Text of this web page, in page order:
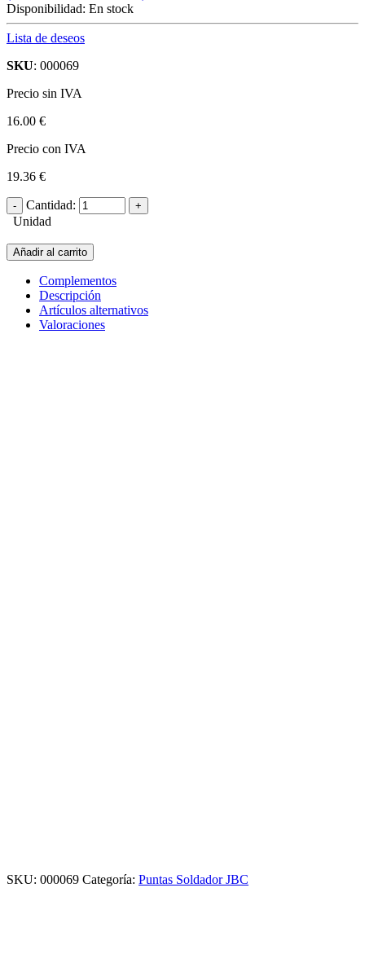
Disponibilidad: En stock
Lista de deseos
SKU: 000069
Precio sin IVA
16.00 €
Precio con IVA
19.36 €
Cantidad:
Unidad
Añadir al carrito
Complementos
Descripción
Artículos alternativos
Valoraciones
SKU: 000069 Categoría: Puntas Soldador JBC